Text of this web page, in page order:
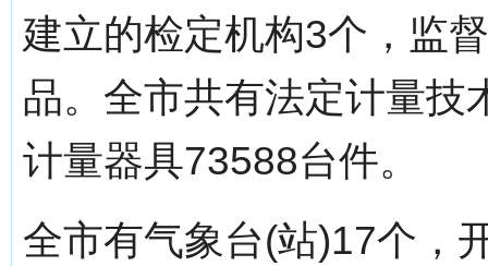
建立的检定机构3个，监
品。全市共有法定计量技
计量器具73588台件。
全市有气象台(站)17个，